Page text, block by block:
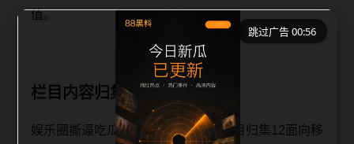
值。
栏目内容归集
娱乐圈撕逼吃瓜事件实时热榜今日栏目归集12面向移
跳过广告 00:56